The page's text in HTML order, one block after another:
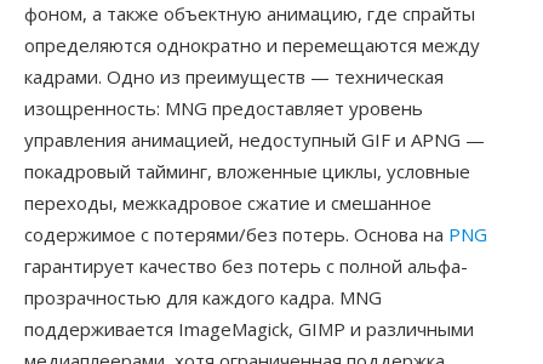
фоном, а также объектную анимацию, где спрайты
определяются однократно и перемещаются между
кадрами. Одно из преимуществ — техническая
изощренность: MNG предоставляет уровень
управления анимацией, недоступный GIF и APNG —
покадровый тайминг, вложенные циклы, условные
переходы, межкадровое сжатие и смешанное
содержимое с потерями/без потерь. Основа на PNG
гарантирует качество без потерь с полной альфа-
прозрачностью для каждого кадра. MNG
поддерживается ImageMagick, GIMP и различными